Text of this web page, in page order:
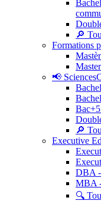
🔎
Formations
📢
🔎
Executive
DBA -
MBA
🔍